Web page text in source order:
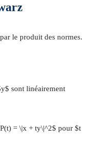
le produit des normes.
sont linéairement
= \|x + ty\|^2$ pour $t